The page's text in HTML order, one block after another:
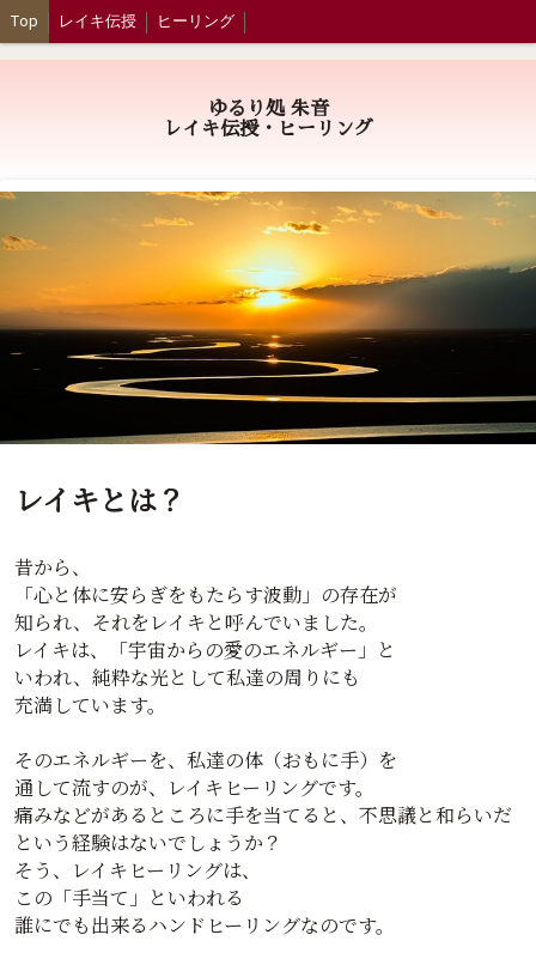
Top レイキ伝授 ヒーリング
ゆるり処 朱音
レイキ伝授・ヒーリング
レイキとは？
昔から、
「心と体に安らぎをもたらす波動」の存在が
知られ、それをレイキと呼んでいました。
レイキは、「宇宙からの愛のエネルギー」と
いわれ、純粋な光として私達の周りにも
充満しています。
そのエネルギーを、私達の体（おもに手）を
通して流すのが、レイキヒーリングです。
痛みなどがあるところに手を当てると、不思議と和らいだ
という経験はないでしょうか？
そう、レイキヒーリングは、
この「手当て」といわれる
誰にでも出来るハンドヒーリングなのです。